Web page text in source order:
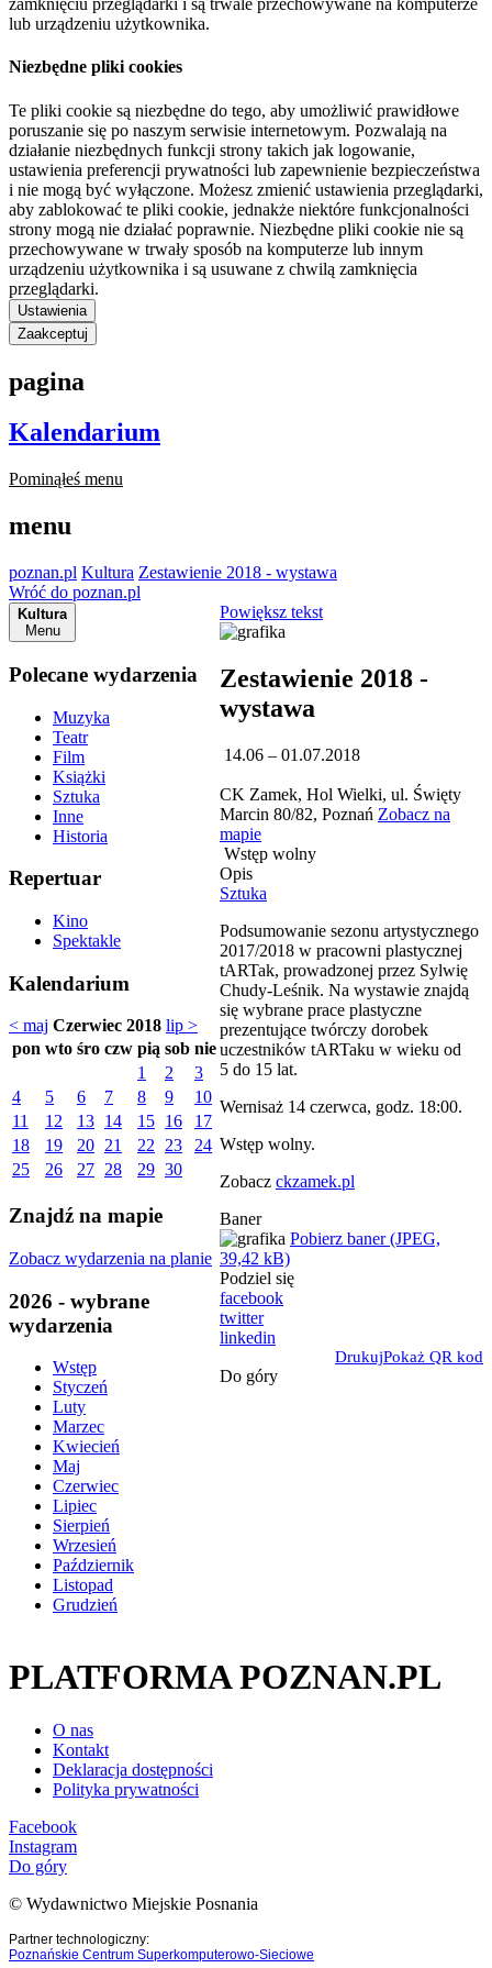
zamknięciu przeglądarki i są trwale przechowywane na komputerze
lub urządzeniu użytkownika.
Niezbędne pliki cookies
Te pliki cookie są niezbędne do tego, aby umożliwić prawidłowe
poruszanie się po naszym serwisie internetowym. Pozwalają na
działanie niezbędnych funkcji strony takich jak logowanie,
ustawienia preferencji prywatności lub zapewnienie bezpieczeństwa
i nie mogą być wyłączone. Możesz zmienić ustawienia przeglądarki,
aby zablokować te pliki cookie, jednakże niektóre funkcjonalności
strony mogą nie działać poprawnie. Niezbędne pliki cookie nie są
przechowywane w trwały sposób na komputerze lub innym
urządzeniu użytkownika i są usuwane z chwilą zamknięcia
przeglądarki.
Ustawienia
Zaakceptuj
pagina
Kalendarium
Pominąłeś menu
menu
poznan.pl Kultura Zestawienie 2018 - wystawa
Wróć do poznan.pl
Kultura
Menu
Polecane wydarzenia
Muzyka
Teatr
Film
Książki
Sztuka
Inne
Historia
Repertuar
Kino
Spektakle
Kalendarium
< maj Czerwiec 2018 lip >
pon wto śro czw pią sob nie
1
2
3
4
5 6 7 8 9
10
11
12 13 14 15 16
17
18
19 20 21 22 23
24
25
26 27 28 29 30
Znajdź na mapie
Zobacz wydarzenia na planie
2026 - wybrane
wydarzenia
Wstęp
Styczeń
Luty
Marzec
Kwiecień
Maj
Czerwiec
Lipiec
Sierpień
Wrzesień
Październik
Listopad
Grudzień
Powiększ tekst
Zestawienie 2018 -
wystawa
14.06 – 01.07.2018
CK Zamek, Hol Wielki, ul. Święty
Marcin 80/82, Poznań Zobacz na
mapie
Wstęp wolny
Opis
Sztuka
Podsumowanie sezonu artystycznego
2017/2018 w pracowni plastycznej
tARTak, prowadzonej przez Sylwię
Chudy-Leśnik. Na wystawie znajdą
się wybrane prace plastyczne
prezentujące twórczy dorobek
uczestników tARTaku w wieku od
5 do 15 lat.
Wernisaż 14 czerwca, godz. 18:00.
Wstęp wolny.
Zobacz ckzamek.pl
Baner
Pobierz baner (JPEG,
39,42 kB)
Podziel się
facebook
twitter
linkedin
DrukujPokaż QR kod
Do góry
PLATFORMA POZNAN.PL
O nas
Kontakt
Deklaracja dostępności
Polityka prywatności
Facebook
Instagram
Do góry
© Wydawnictwo Miejskie Posnania
Partner technologiczny:
Poznańskie Centrum Superkomputerowo-Sieciowe